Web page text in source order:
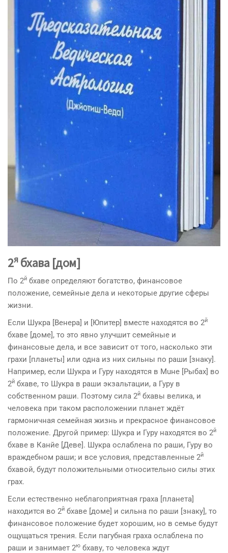
2ябхава [дом]
По 2й бхаве определяют богатство, финансовое
положение, семейные дела и некоторые другие сферы
жизни.
Если Шукра [Венера] и [Юпитер] вместе находятся во 2й
бхаве [доме], то это явно улучшит семейные и
финансовые дела, и все зависит от того, насколько эти
грахи [планеты] или одна из них сильны по раши [знаку].
Например, если Шукра и Гуру находятся в Мuне [Рыбах] во
2й бхаве, то Шукра в раши экзальтации, а Гуру в
собственном раши. Поэтому сила 2й бхавы велика, и
человека при таком расположении планет ждёт
гармонич­ная семейная жизнь и прекрасное финансовое
положение. Другой пример: Шукра и Гуру находятся во 2й
бхаве в Канйе [Деве]. Шукра ослаблена по раши, Гуру во
враждебном раши; и все условия, представленные 2й
бхавой, будут положительными относительно силы этих
грах.
Если естественно неблагоприятная граха [планета]
находится во 2й бхаве [доме] и сильна по раши [знаку], то
финансовое положе­ние будет хорошим, но в семье будут
ощущаться трения. Если пагубная граха ослаблена по
раши и занимает 2ю бхаву, то человека ждут